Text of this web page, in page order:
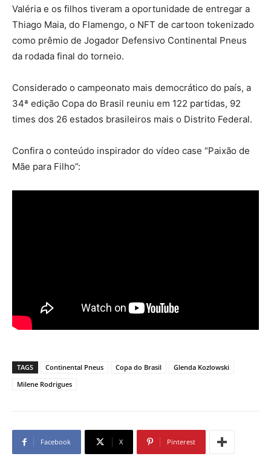
Valéria e os filhos tiveram a oportunidade de entregar a
Thiago Maia, do Flamengo, o NFT de cartoon tokenizado
como prêmio de Jogador Defensivo Continental Pneus
da rodada final do torneio.
Considerado o campeonato mais democrático do país, a
34ª edição Copa do Brasil reuniu em 122 partidas, 92
times dos 26 estados brasileiros mais o Distrito Federal.
Confira o conteúdo inspirador do vídeo case “Paixão de
Mãe para Filho”:
TAGS Continental Pneus Copa do Brasil
Glenda Kozlowski
Milene Rodrigues
Facebook X Pinterest